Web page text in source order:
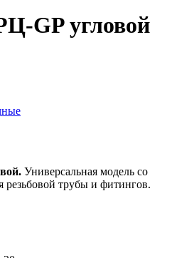
GP угловой
Универсальная модель со
резьбовой трубы и фитингов.